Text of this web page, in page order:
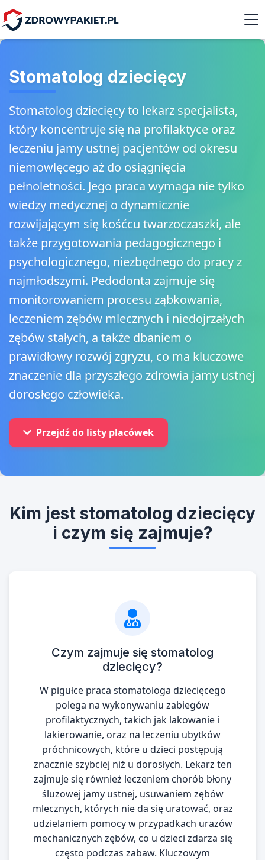
Stomatolog dziecięcy
Stomatolog dziecięcy to lekarz specjalista,
który koncentruje się na profilaktyce oraz
leczeniu jamy ustnej pacjentów od okresu
niemowlęcego aż do osiągnięcia
pełnoletności. Jego praca wymaga nie tylko
wiedzy medycznej o dynamicznie
rozwijającym się kośćcu twarzoczaszki, ale
także przygotowania pedagogicznego i
psychologicznego, niezbędnego do pracy z
najmłodszymi. Pedodonta zajmuje się
monitorowaniem procesu ząbkowania,
leczeniem zębów mlecznych i niedojrzałych
zębów stałych, a także dbaniem o
prawidłowy rozwój zgryzu, co ma kluczowe
znaczenie dla przyszłego zdrowia jamy ustnej
dorosłego człowieka.
Przejdź do listy placówek
Kim jest stomatolog dziecięcy
i czym się zajmuje?
Czym zajmuje się stomatolog
dziecięcy?
W pigułce praca stomatologa dziecięcego
polega na wykonywaniu zabiegów
profilaktycznych, takich jak lakowanie i
lakierowanie, oraz na leczeniu ubytków
próchnicowych, które u dzieci postępują
znacznie szybciej niż u dorosłych. Lekarz ten
zajmuje się również leczeniem chorób błony
śluzowej jamy ustnej, usuwaniem zębów
mlecznych, których nie da się uratować, oraz
udzielaniem pomocy w przypadkach urazów
mechanicznych zębów, co u dzieci zdarza się
często podczas zabaw. Kluczowym